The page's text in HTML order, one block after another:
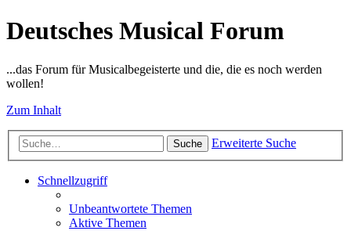
Deutsches Musical Forum
...das Forum für Musicalbegeisterte und die, die es noch werden
wollen!
Zum Inhalt
Suche Erweiterte Suche
Schnellzugriff
Unbeantwortete Themen
Aktive Themen